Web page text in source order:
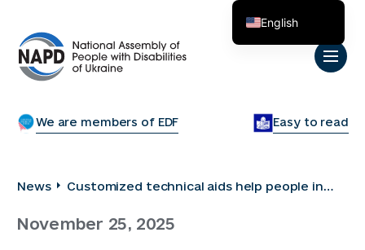
We are members of EDF Easy to read
News
Customized technical aids help people in
Liubov from Poltava Oblast
November 25, 2025
English
Українська